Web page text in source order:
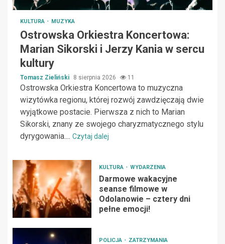
KULTURA MUZYKA
Ostrowska Orkiestra Koncertowa:
Marian Sikorski i Jerzy Kania w sercu
kultury
Tomasz Zieliński 8 sierpnia 2026 11
Ostrowska Orkiestra Koncertowa to muzyczna
wizytówka regionu, której rozwój zawdzięczają dwie
wyjątkowe postacie. Pierwsza z nich to Marian
Sikorski, znany ze swojego charyzmatycznego stylu
dyrygowania.... Czytaj dalej
KULTURA WYDARZENIA
Darmowe wakacyjne
seanse filmowe w
Odolanowie – cztery dni
pełne emocji!
POLICJA ZATRZYMANIA